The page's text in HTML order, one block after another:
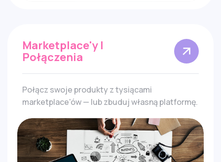
Marketplace'y I
Połączenia
Połącz swoje produkty z tysiącami
marketplace'ów — lub zbuduj własną platformę.